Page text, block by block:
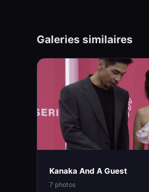
Galeries similaires
Kanaka And A Guest
7 photos